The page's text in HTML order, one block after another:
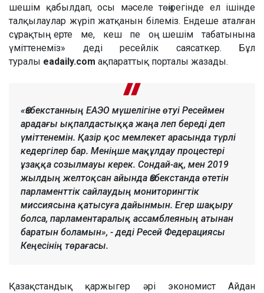
шешім қабылдап, осы мәселе төңірегінде ел ішінде
талқылаулар жүріп жатқанын білеміз. Ендеше аталған
сұрақтың ерте ме, кеш пе оң шешім табатынына
үміттенеміз» деді ресейлік саясаткер. Бұл
туралы eadaily.com ақпараттық порталы жазады.
«Өзбекстанның ЕАЭО мүшелігіне өтуі Ресеймен
арадағы ықпалдастыққа жаңа леп береді деп
үміттенемін. Қазір қос мемлекет арасында түрлі
кедергілер бар. Меніңше мақұлдау процестері
ұзаққа созылмауы керек. Сондай-ақ, мен 2019
жылдың желтоқсан айында Өзбекстанда өтетін
парламенттік сайлаудың мониторингтік
миссиясына қатысуға дайынмын. Егер шақыру
болса, парламентаралық ассамблеяның атынан
баратын боламын», - деді Ресей Федерациясы
Кеңесінің төрағасы.
Қазақстандық қаржыгер әрі экономист Айдан